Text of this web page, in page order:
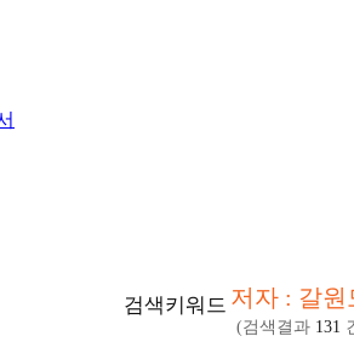
검색키워드 저자 : 갈원
(검색결과 131